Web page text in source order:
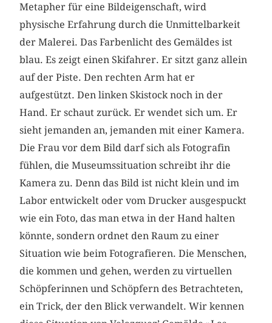
Metapher für eine Bildeigenschaft, wird
physische Erfahrung durch die Unmittelbarkeit
der Malerei. Das Farbenlicht des Gemäldes ist
blau. Es zeigt einen Skifahrer. Er sitzt ganz allein
auf der Piste. Den rechten Arm hat er
aufgestützt. Den linken Skistock noch in der
Hand. Er schaut zurück. Er wendet sich um. Er
sieht jemanden an, jemanden mit einer Kamera.
Die Frau vor dem Bild darf sich als Fotografin
fühlen, die Museumssituation schreibt ihr die
Kamera zu. Denn das Bild ist nicht klein und im
Labor entwickelt oder vom Drucker ausgespuckt
wie ein Foto, das man etwa in der Hand halten
könnte, sondern ordnet den Raum zu einer
Situation wie beim Fotografieren. Die Menschen,
die kommen und gehen, werden zu virtuellen
Schöpferinnen und Schöpfern des Betrachteten,
ein Trick, der den Blick verwandelt. Wir kennen